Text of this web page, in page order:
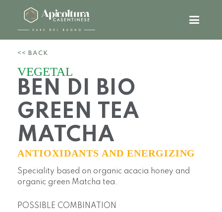
<< BACK
VEGETAL
BEN DI BIO
GREEN TEA
MATCHA
ANTIOXIDANTS AND ENERGIZING
Speciality based on organic acacia honey and
organic green Matcha tea.
POSSIBLE COMBINATION